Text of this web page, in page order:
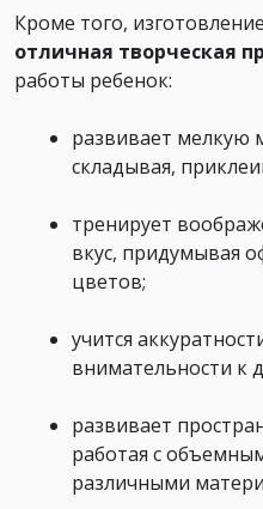
Кроме того,
отличная творческая
работы ребенок:
развивает мелкую
складывая,
тренирует
вкус, придумывая
цветов;
учится
внимательности к
развивает
работая с
различными